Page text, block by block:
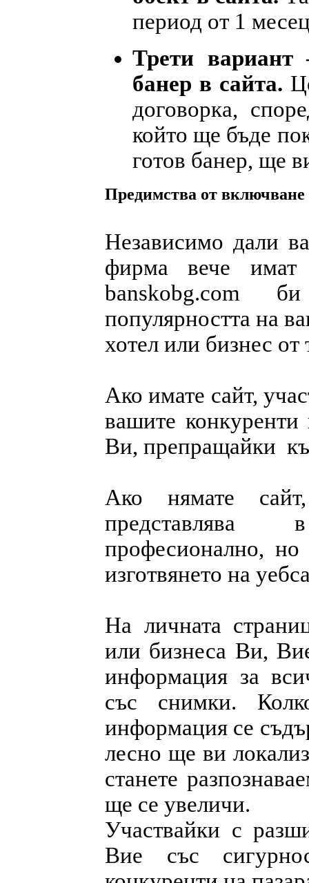
период от 1
Трети вариант
банер в сайта.
договорка,
който ще бъде
готов банер, ще
Предимства от включване
Независимо дали
фирма вече имат
banskobg.com
популярността на
хотел или бизнес от
Ако имате сайт,
вашите
Ви, препращайки
Ако нямате
представлява
професионално,
изготвянето на
На личната
или бизнеса Ви,
информация за
със снимки.
информация се
лесно ще ви
станете
ще се увеличи.
Участвайки с
Вие със